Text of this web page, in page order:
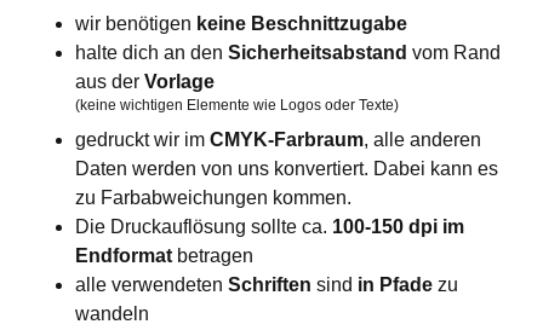
wir benötigen keine Beschnittzugabe
halte dich an den Sicherheitsabstand vom Rand
aus der Vorlage
(keine wichtigen Elemente wie Logos oder Texte)
gedruckt wir im CMYK-Farbraum, alle anderen
Daten werden von uns konvertiert. Dabei kann es
zu Farbabweichungen kommen.
Die Druckauflösung sollte ca. 100-150 dpi im
Endformat betragen
alle verwendeten Schriften sind in Pfade zu
wandeln